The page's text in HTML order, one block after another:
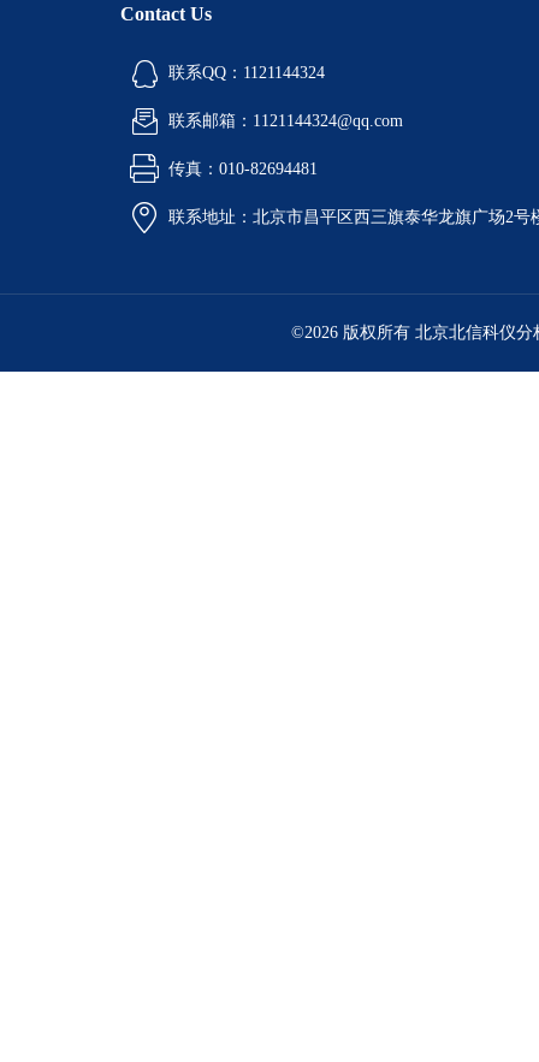
Contact Us
联系QQ：1121144324
联系邮箱：1121144324@qq.com
传真：010-82694481
联系地址：北京市昌平区西三旗泰华龙旗广场2号
©2026 版权所有 北京北信科仪